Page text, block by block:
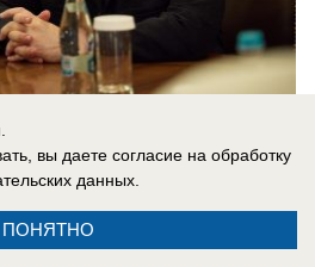
0
вы даете согласие на обработку
данных.
ПОНЯТНО